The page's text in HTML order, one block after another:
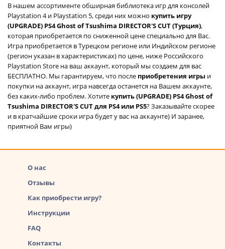
В нашем ассортименте обширная библиотека игр для консолей
Playstation 4 и Playstation 5, среди них можно купить игру
(UPGRADE) PS4 Ghost of Tsushima DIRECTOR'S CUT (Турция),
которая приобретается по сниженной цене специально для Вас.
Игра приобретается в Турецком регионе или Индийском регионе
(регион указан в характеристиках) по цене, ниже Российского
Playstation Store на ваш аккаунт, который мы создаем для вас
БЕСПЛАТНО. Мы гарантируем, что после приобретения игры и
покупки на аккаунт, игра навсегда останется на Вашем аккаунте,
без каких-либо проблем. Хотите купить (UPGRADE) PS4 Ghost of
Tsushima DIRECTOR'S CUT для PS4 или PS5? Заказывайте скорее
и в кратчайшие сроки игра будет у вас на аккаунте) И заранее,
приятной Вам игры)
О нас
Отзывы
Как приобрести игру?
Инструкции
FAQ
Контакты